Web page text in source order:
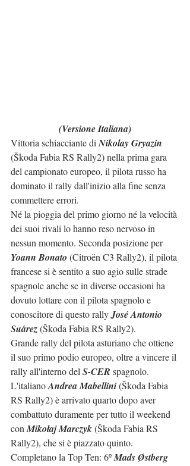
(Versione Italiana)
Vittoria schiacciante di Nikolay Gryazin
(Škoda Fabia RS Rally2) nella prima gara
del campionato europeo, il pilota russo ha
dominato il rally dall'inizio alla fine senza
commettere errori.
Né la pioggia del primo giorno né la velocità
dei suoi rivali lo hanno reso nervoso in
nessun momento. Seconda posizione per
Yoann Bonato (Citroën C3 Rally2), il pilota
francese si è sentito a suo agio sulle strade
spagnole anche se in diverse occasioni ha
dovuto lottare con il pilota spagnolo e
conoscitore di questo rally José Antonio
Suárez (Škoda Fabia RS Rally2).
Grande rally del pilota asturiano che ottiene
il suo primo podio europeo, oltre a vincere il
rally all'interno del S-CER spagnolo.
L'italiano Andrea Mabellini (Škoda Fabia
RS Rally2) è arrivato quarto dopo aver
combattuto duramente per tutto il weekend
con Mikołaj Marczyk (Škoda Fabia RS
Rally2), che si è piazzato quinto.
Completano la Top Ten: 6º Mads Østberg